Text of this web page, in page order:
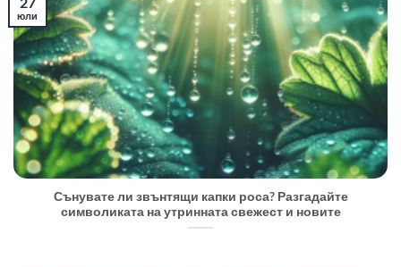
Сънувате ли звънтящи капки роса? Разгадайте
символиката на утринната свежест и новите
юли